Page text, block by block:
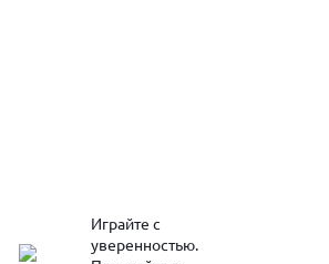
Играйте с
уверенностью.